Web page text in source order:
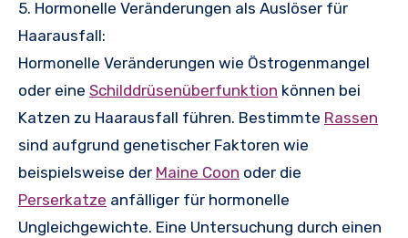
5. Hormonelle Veränderungen als Auslöser für
Haarausfall:
Hormonelle Veränderungen wie Östrogenmangel
oder eine Schilddrüsenüberfunktion können bei
Katzen zu Haarausfall führen. Bestimmte Rassen
sind aufgrund genetischer Faktoren wie
beispielsweise der Maine Coon oder die
Perserkatze anfälliger für hormonelle
Ungleichgewichte. Eine Untersuchung durch einen